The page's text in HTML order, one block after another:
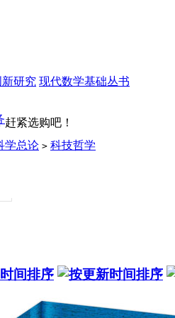
研究 现代数学基础丛书
紧选购吧！
学总论 > 科技哲学